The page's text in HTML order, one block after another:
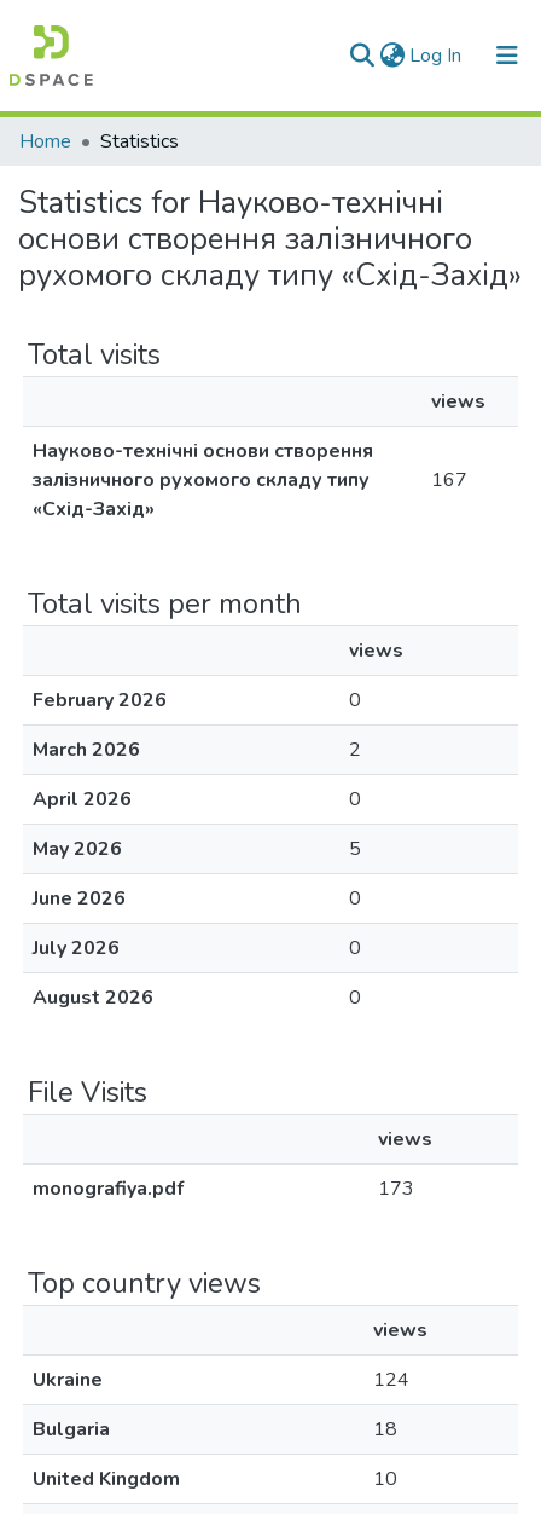
Log In (current)
Communities & Collections
All of DSpace
Home Statistics
Statistics for Науково-технічні
основи створення залізничного
рухомого складу типу «Схід-Захід»
Total visits
views
Науково-технічні основи створення
залізничного рухомого складу типу
«Схід-Захід»
167
Total visits per month
views
February 2026
0
March 2026
2
April 2026
0
May 2026
5
June 2026
0
July 2026
0
August 2026
0
File Visits
views
monografiya.pdf
173
Top country views
views
Ukraine
124
Bulgaria
18
United Kingdom
10